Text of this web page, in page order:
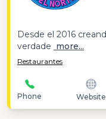
Desde el 2016
verdade more...
Restaurantes
Phone Website